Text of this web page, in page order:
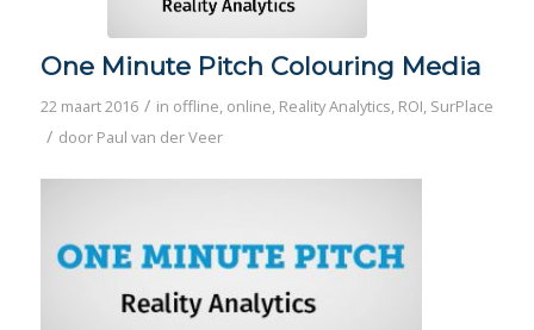
One Minute Pitch Colouring Media
22 maart 2016 / in offline, online, Reality Analytics, ROI, SurPlace
/ door Paul van der Veer